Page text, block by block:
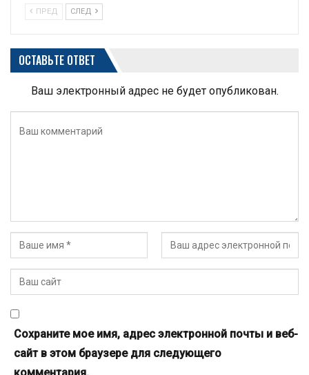
ПРЕД СЛЕД
ОСТАВЬТЕ ОТВЕТ
Ваш электронный адрес не будет опубликован.
Сохраните мое имя, адрес электронной почты и веб-
сайт в этом браузере для следующего